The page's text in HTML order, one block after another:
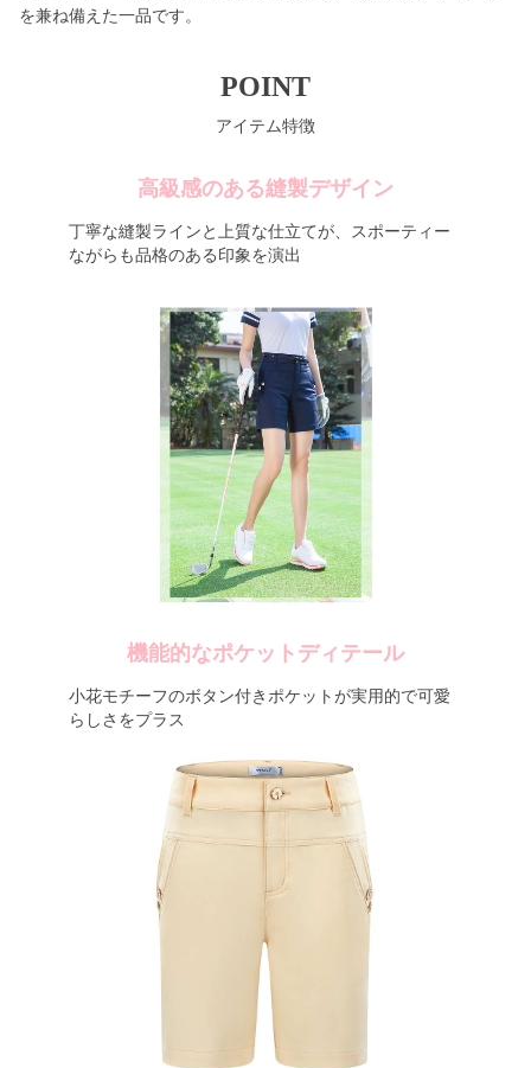
を兼ね備えた一品です。
POINT
アイテム特徴
高級感のある縫製デザイン
丁寧な縫製ラインと上質な仕立てが、スポーティー
ながらも品格のある印象を演出
機能的なポケットディテール
小花モチーフのボタン付きポケットが実用的で可愛
らしさをプラス